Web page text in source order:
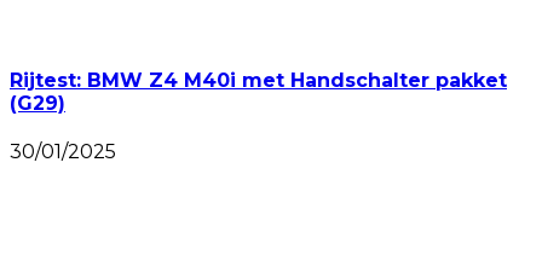
Rijtest: BMW Z4 M40i met Handschalter pakket
(G29)
30/01/2025